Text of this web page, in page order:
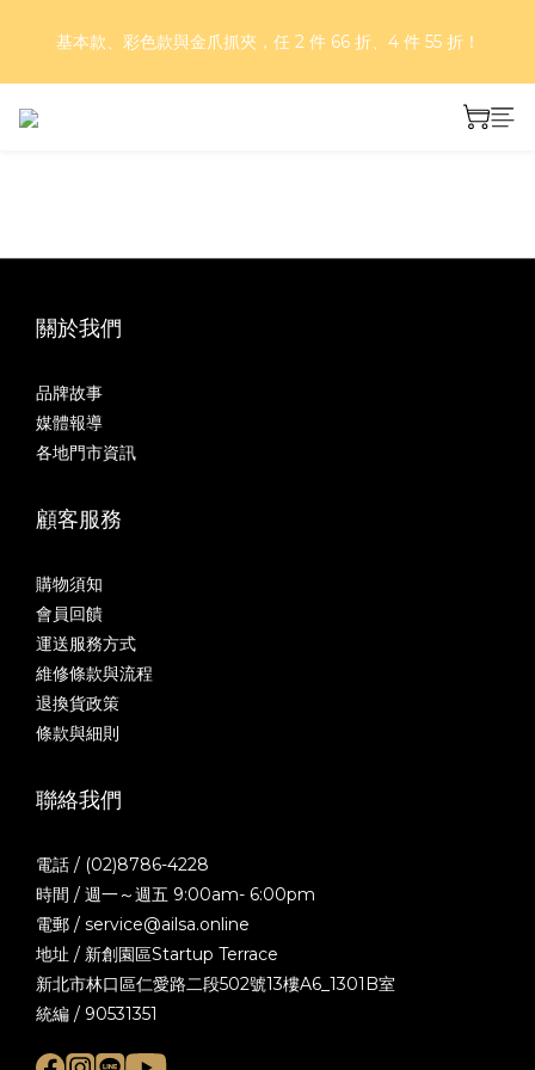
折，滿五件享7折！
基本款、彩色款與金爪抓夾，任 2 件 66 折、4 件 55 折！
好評再延長！夏日年中慶 part II｜正價商品 8 折，滿三件享75
關於我們
品牌故事
媒體報導
各地門市資訊
顧客服務
購物須知
會員回饋
運送服務方式
維修條款與流程
退換貨政策
條款與細則
聯絡我們
電話 / (02)8786-4228
時間 / 週一～週五 9:00am- 6:00pm
電郵 / service@ailsa.online
地址 / 新創園區Startup Terrace
新北市林口區仁愛路二段502號13樓A6_1301B室
統編 / 90531351